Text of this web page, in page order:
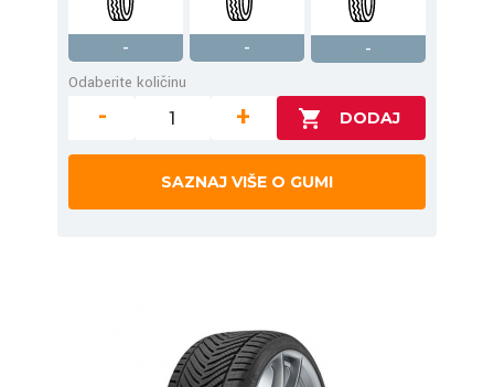
- -
-
Odaberite količinu
- +
SAZNAJ VIŠE O GUMI